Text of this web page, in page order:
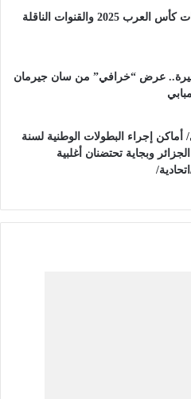
جدول مباريات كأس العرب 2025 والقنوات الناقلة
عرض “خرافي” من سان جيرمان
أماكن إجراء البطولات الوطنية لسنة
الجزائر وبجاية تحتضنان أغلبية